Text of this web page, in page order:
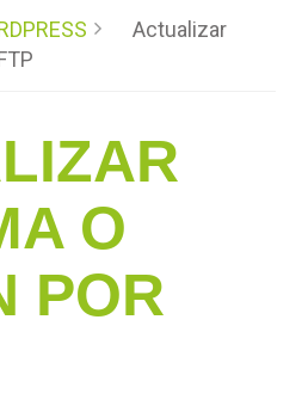
Actualizar
O
POR